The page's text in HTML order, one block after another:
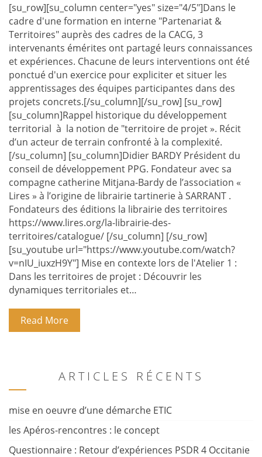
[su_row][su_column center="yes" size="4/5"]Dans le
cadre d'une formation en interne "Partenariat &
Territoires" auprès des cadres de la CACG, 3
intervenants émérites ont partagé leurs connaissances
et expériences. Chacune de leurs interventions ont été
ponctué d'un exercice pour expliciter et situer les
apprentissages des équipes participantes dans des
projets concrets.[/su_column][/su_row] [su_row]
[su_column]Rappel historique du développement
territorial à la notion de "territoire de projet ». Récit
d’un acteur de terrain confronté à la complexité.
[/su_column] [su_column]Didier BARDY Président du
conseil de développement PPG. Fondateur avec sa
compagne catherine Mitjana-Bardy de l’association «
Lires » à l’origine de librairie tartinerie à SARRANT .
Fondateurs des éditions la librairie des territoires
https://www.lires.org/la-librairie-des-
territoires/catalogue/ [/su_column] [/su_row]
[su_youtube url="https://www.youtube.com/watch?
v=nIU_iuxzH9Y"] Mise en contexte lors de l'Atelier 1 :
Dans les territoires de projet : Découvrir les
dynamiques territoriales et…
Read More
ARTICLES RÉCENTS
mise en oeuvre d’une démarche ETIC
les Apéros-rencontres : le concept
Questionnaire : Retour d’expériences PSDR 4 Occitanie